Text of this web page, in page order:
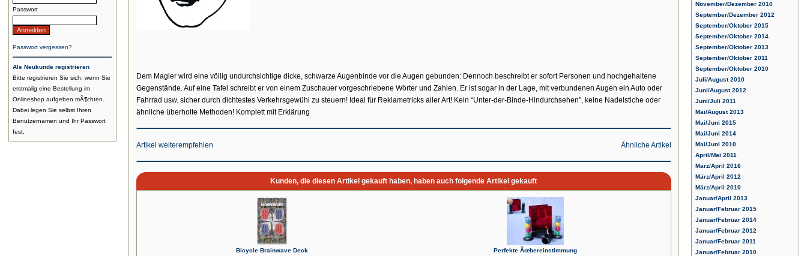
Passwort
Passwort vergessen?
Als Neukunde registrieren
Bitte registrieren Sie sich, wenn Sie
erstmalig eine Bestellung im
Onlineshop aufgeben mÃ¶chten.
Dabei legen Sie selbst Ihren
Benutzernamen und Ihr Passwort
fest.
Dem Magier wird eine völlig undurchsichtige dicke, schwarze Augenbinde vor die Augen gebunden: Dennoch beschreibt er sofort Personen und hochgehaltene
Gegenstände. Auf eine Tafel schreibt er von einem Zuschauer vorgeschriebene Wörter und Zahlen. Er ist sogar in der Lage, mit verbundenen Augen ein Auto oder
Fahrrad usw. sicher durch dichtestes Verkehrsgewühl zu steuern! Ideal für Reklametricks aller Art! Kein “Unter-der-Binde-Hindurchsehen", keine Nadelstiche oder
ähnliche überholte Methoden! Komplett mit Erklärung
Artikel weiterempfehlen Ähnliche Artikel
Kunden, die diesen Artikel gekauft haben, haben auch folgende Artikel gekauft
Bicycle Brainwave Deck Perfekte Ãœbereinstimmung
November/Dezember 2010
September/Dezember 2012
September/Oktober 2015
September/Oktober 2014
September/Oktober 2013
September/Oktober 2011
September/Oktober 2010
Juli/August 2010
Juni/August 2012
Juni/Juli 2011
Mai/August 2013
Mai/Juni 2015
Mai/Juni 2014
Mai/Juni 2010
April/Mai 2011
März/April 2016
März/April 2012
März/April 2010
Januar/April 2013
Januar/Februar 2015
Januar/Februar 2014
Januar/Februar 2012
Januar/Februar 2011
Januar/Februar 2010